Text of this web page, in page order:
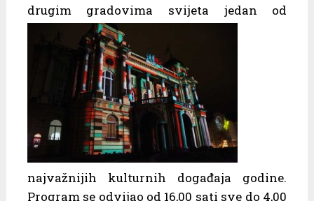
drugim gradovima svijeta jedan od
najvažnijih kulturnih događaja godine.
Program se odvijao od 16,00 sati sve do 4,00